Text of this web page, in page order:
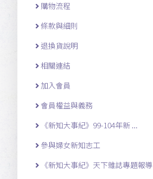
購物流程
條款與細則
退換貨說明
相關連結
加入會員
會員權益與義務
《新知大事紀》99-104年新 ...
參與婦女新知志工
《新知大事紀》天下雜誌專題報導